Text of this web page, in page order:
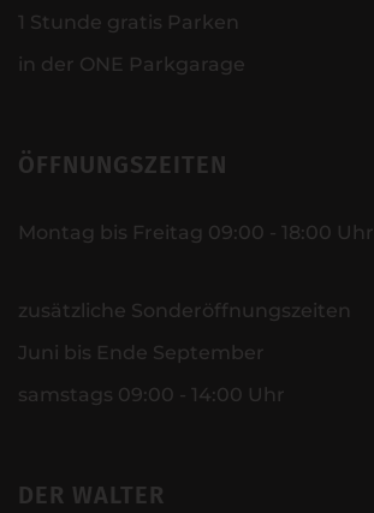
1 Stunde gratis Parken
in der ONE Parkgarage
ÖFFNUNGSZEITEN
Montag bis Freitag 09:00 - 18:00 Uhr
zusätzliche Sonderöffnungszeiten
Juni bis Ende September
samstags 09:00 - 14:00 Uhr
DER WALTER